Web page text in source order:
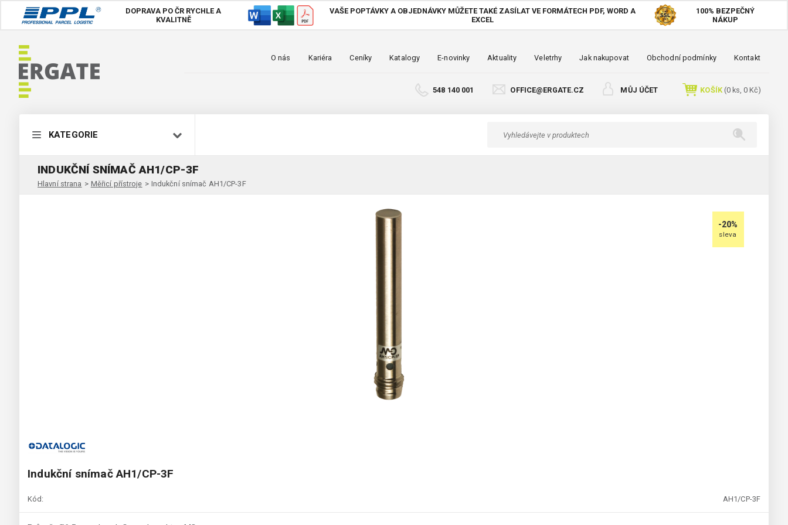
DOPRAVA PO ČR RYCHLE A
KVALITNĚ
VAŠE POPTÁVKY A OBJEDNÁVKY MŮŽETE TAKÉ ZASÍLAT VE FORMÁTECH PDF, WORD A
EXCEL
100% BEZPEČNÝ
NÁKUP
O nás Kariéra Ceníky Katalogy E-novinky Aktuality Veletrhy Jak nakupovat Obchodní podmínky Kontakt
548 140 001 OFFICE@ERGATE.CZ MŮJ ÚČET KOŠÍK(0ks, 0 Kč)
KATEGORIE
INDUKČNÍ SNÍMAČ AH1/CP-3F
Hlavní strana > Měřicí přístroje > Indukční snímač AH1/CP-3F
-20%
sleva
Indukční snímač AH1/CP-3F
Kód: AH1/CP-3F